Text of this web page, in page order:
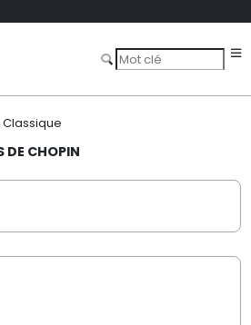
DE CHOPIN